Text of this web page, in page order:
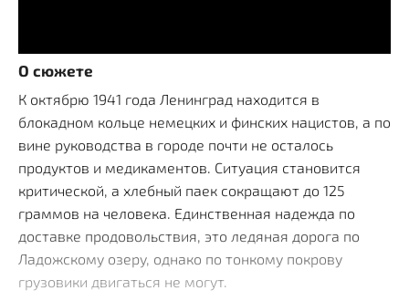
О сюжете
К октябрю 1941 года Ленинград находится в
блокадном кольце немецких и финских нацистов, а по
вине руководства в городе почти не осталось
продуктов и медикаментов. Ситуация становится
критической, а хлебный паек сокращают до 125
граммов на человека. Единственная надежда по
доставке продовольствия, это ледяная дорога по
Ладожскому озеру, однако по тонкому покрову
грузовики двигаться не могут.